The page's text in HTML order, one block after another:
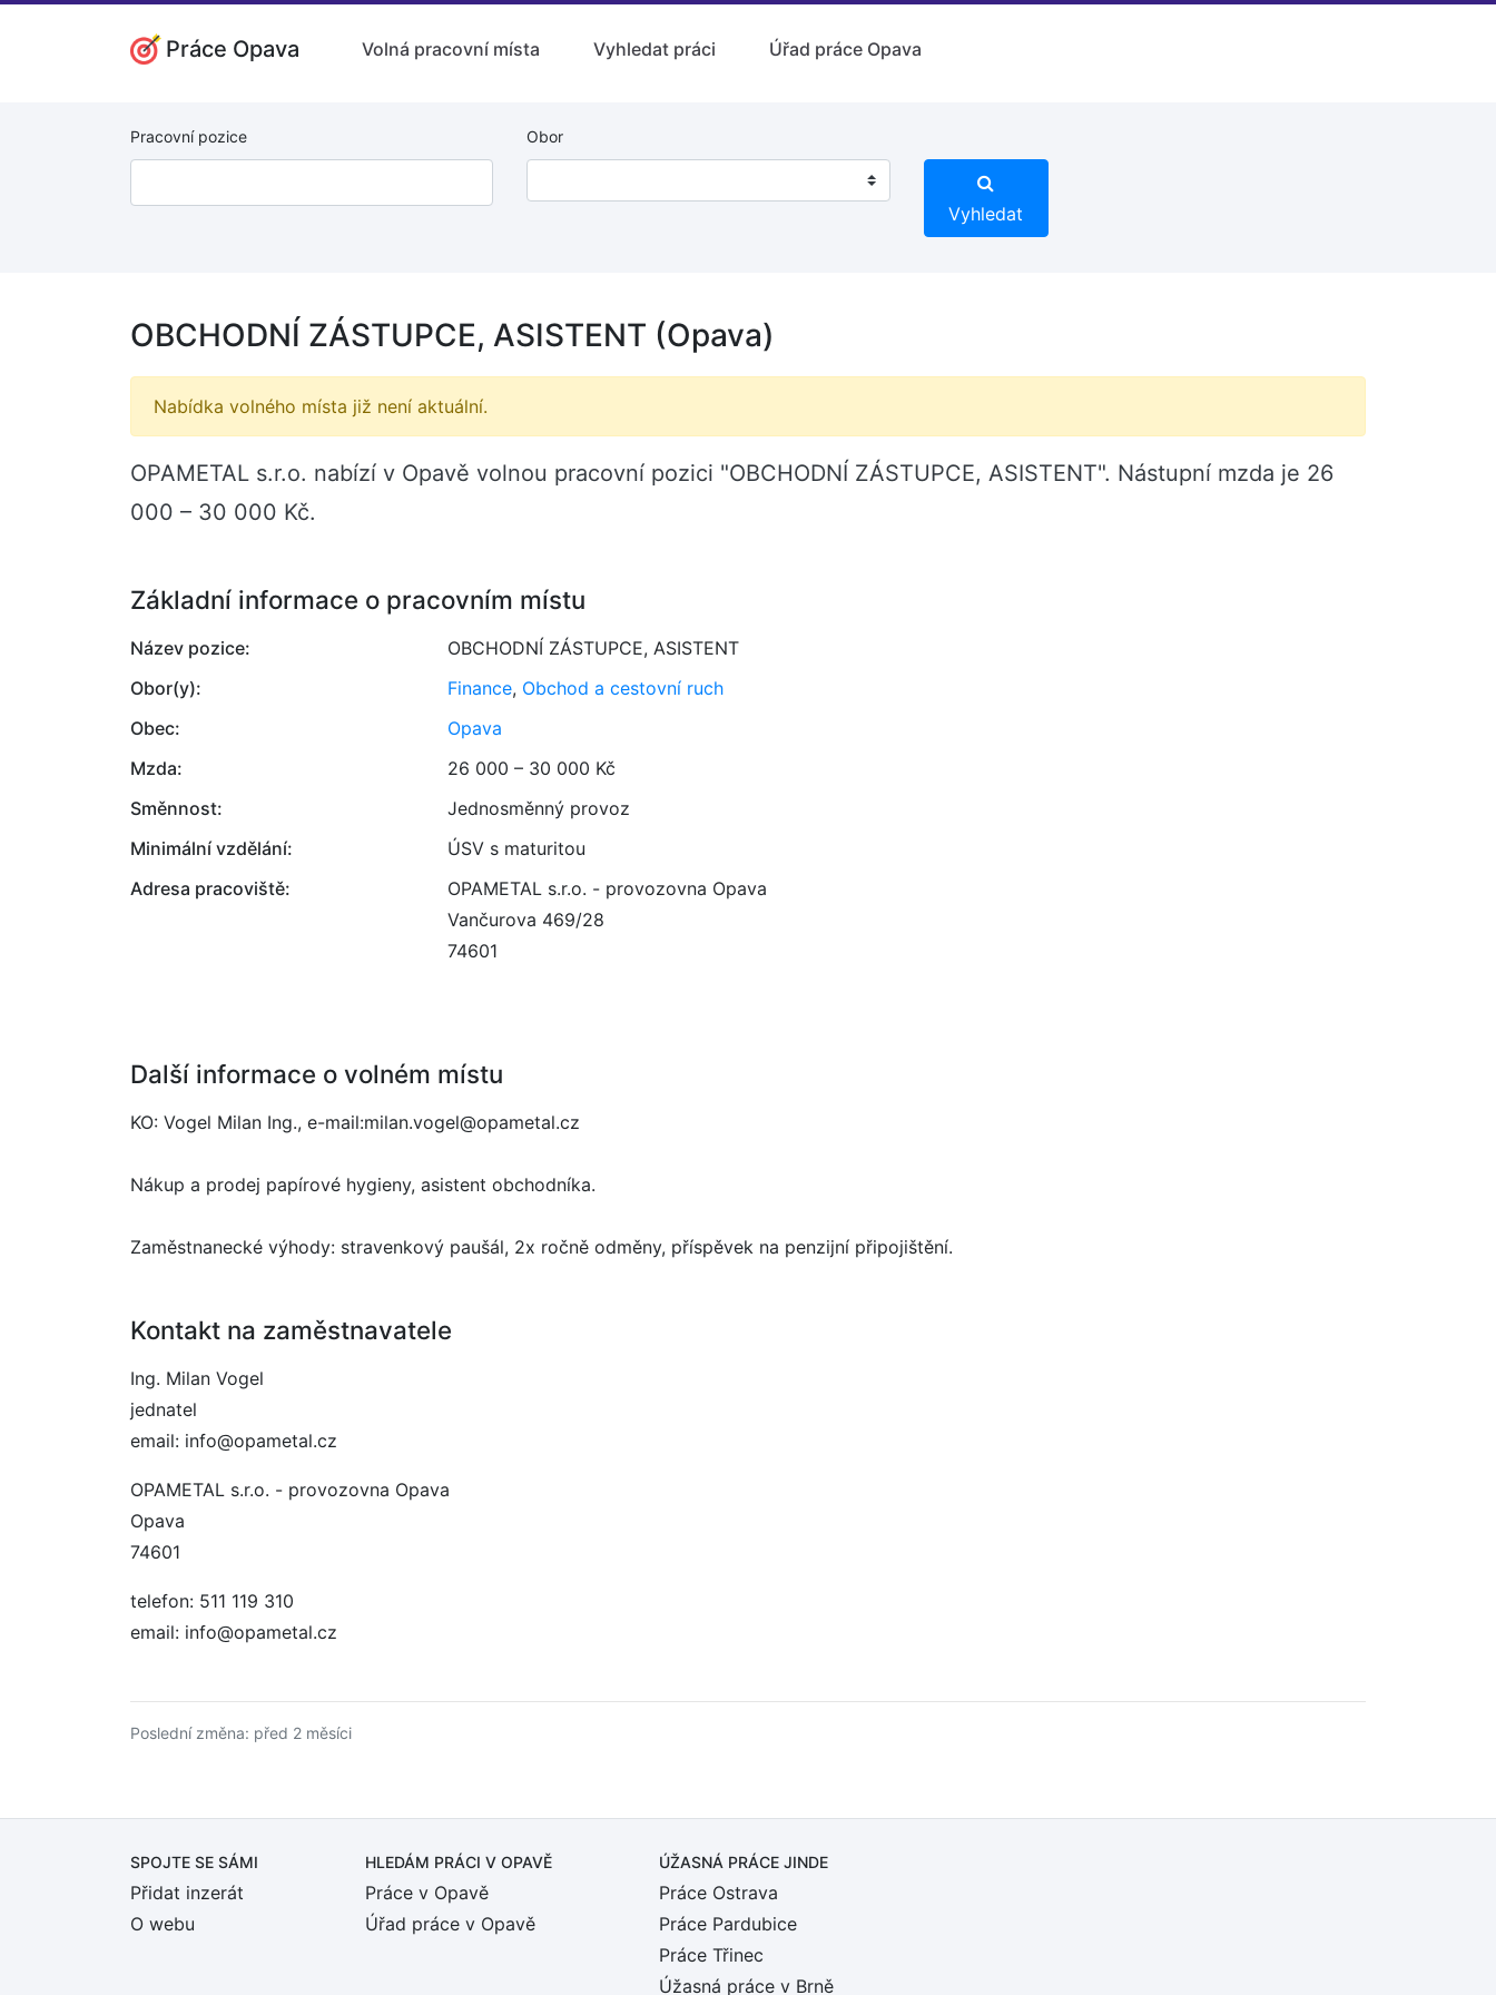
Práce Opava Volná pracovní místa Vyhledat práci Úřad práce Opava
Pracovní pozice Obor
Vyhledat
OBCHODNÍ ZÁSTUPCE, ASISTENT (Opava)
Nabídka volného místa již není aktuální.
OPAMETAL s.r.o. nabízí v Opavě volnou pracovní pozici "OBCHODNÍ ZÁSTUPCE, ASISTENT". Nástupní mzda je 26
000 – 30 000 Kč.
Základní informace o pracovním místu
Název pozice:
OBCHODNÍ ZÁSTUPCE, ASISTENT
Obor(y):
Finance, Obchod a cestovní ruch
Obec:
Opava
Mzda:
26 000 – 30 000 Kč
Směnnost:
Jednosměnný provoz
Minimální vzdělání:
ÚSV s maturitou
Adresa pracoviště:
OPAMETAL s.r.o. - provozovna Opava
Vančurova 469/28
74601
Další informace o volném místu
KO: Vogel Milan Ing., e-mail:milan.vogel@opametal.cz
Nákup a prodej papírové hygieny, asistent obchodníka.
Zaměstnanecké výhody: stravenkový paušál, 2x ročně odměny, příspěvek na penzijní připojištění.
Kontakt na zaměstnavatele
Ing. Milan Vogel
jednatel
email: info@opametal.cz
OPAMETAL s.r.o. - provozovna Opava
Opava
74601
telefon: 511 119 310
email: info@opametal.cz
Poslední změna: před 2 měsíci
SPOJTE SE SÁMI
Přidat inzerát
O webu
HLEDÁM PRÁCI V OPAVĚ
Práce v Opavě
Úřad práce v Opavě
ÚŽASNÁ PRÁCE JINDE
Práce Ostrava
Práce Pardubice
Práce Třinec
Úžasná práce v Brně